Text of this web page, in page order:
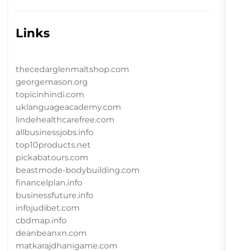
Links
thecedarglenmaltshop.com
georgemason.org
topicinhindi.com
uklanguageacademy.com
lindehealthcarefree.com
allbusinessjobs.info
top10products.net
pickabatours.com
beastmode-bodybuilding.com
financelplan.info
businessfuture.info
infojudibet.com
cbdmap.info
deanbeanxn.com
matkarajdhanigame.com